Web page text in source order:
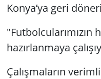
Konya’ya geri
"Futbolcularımızın
hazırlanmaya
Çalışmaların